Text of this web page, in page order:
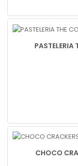
CHOCO